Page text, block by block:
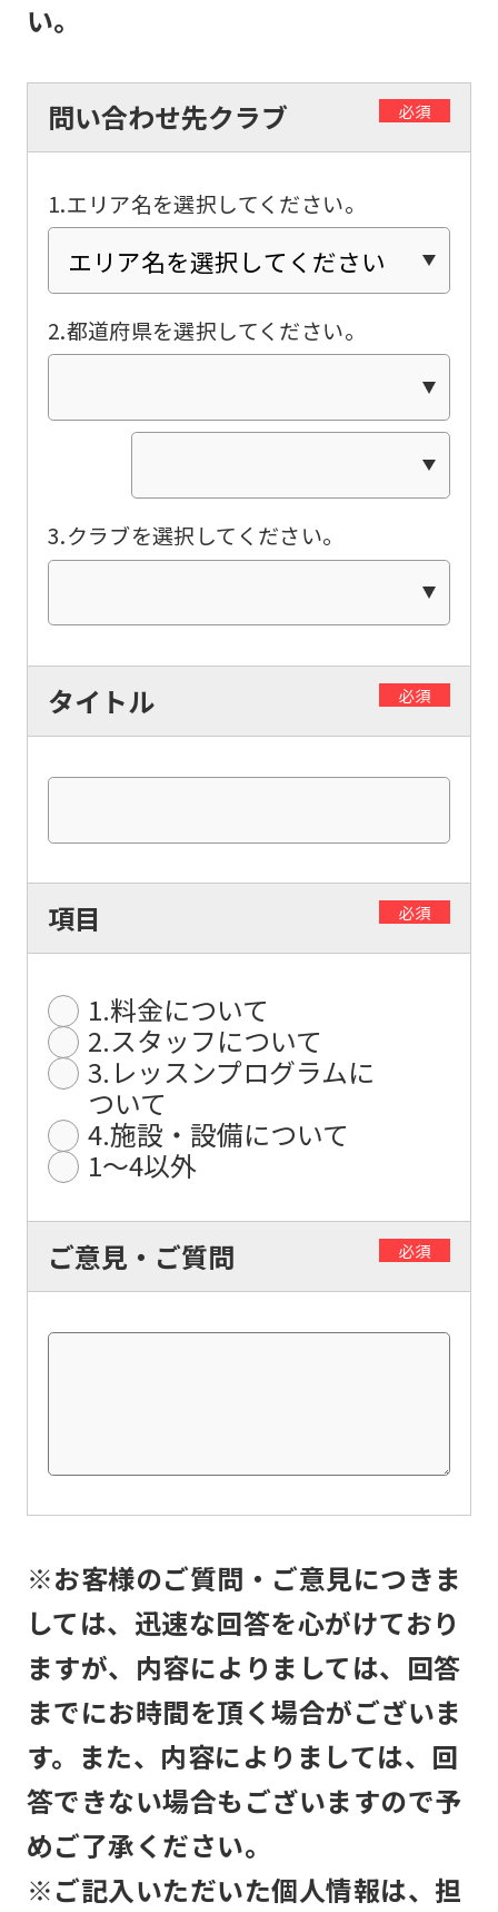
い。
問い合わせ先クラブ 必須
1.エリア名を選択してください。
2.都道府県を選択してください。
3.クラブを選択してください。
タイトル 必須
項目 必須
1.料金について
2.スタッフについて
3.レッスンプログラムに
ついて
4.施設・設備について
1〜4以外
ご意見・ご質問 必須
※お客様のご質問・ご意見につきま
しては、迅速な回答を心がけており
ますが、内容によりましては、回答
までにお時間を頂く場合がございま
す。また、内容によりましては、回
答できない場合もございますので予
めご了承ください。
※ご記入いただいた個人情報は、担
translation
service,
Japanese
of
website
be
mechanically,
so
it
not
be
accurate
translation.
translation
may
from
original
content.
ask